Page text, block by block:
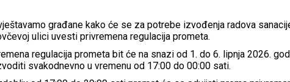
građane kako će se za potrebe izvođenja radova
ulici uvesti privremena regulacija prometa.
regulacija prometa bit će na snazi od 1. do 6. lipnja 2026.
svakodnevno u vremenu od 17:00 do 00:00 sati.